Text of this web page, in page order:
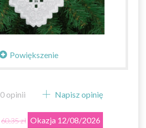
Powiększenie
0 opinii Napisz opinię
60,35 zł Okazja 12/08/2026